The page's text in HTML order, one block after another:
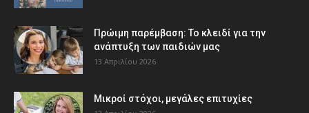
Πρώιμη παρέμβαση: Το κλειδί για την
ανάπτυξη των παιδιών µας
13 Απριλίου 2026
Μικροί στόχοι, μεγάλες επιτυχίες